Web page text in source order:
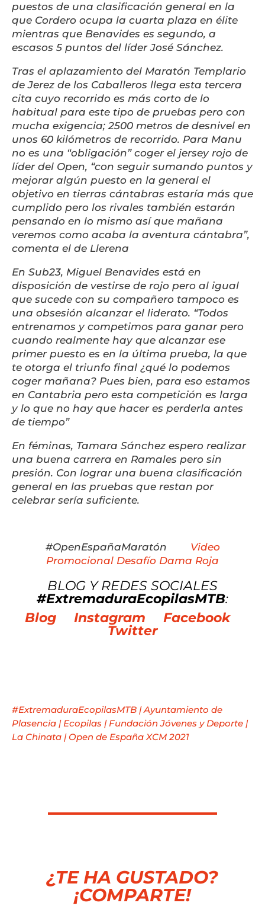
puestos de una clasificación general en la
que Cordero ocupa la cuarta plaza en élite
mientras que Benavides es segundo, a
escasos 5 puntos del líder José Sánchez.
Tras el aplazamiento del Maratón Templario
de Jerez de los Caballeros llega esta tercera
cita cuyo recorrido es más corto de lo
habitual para este tipo de pruebas pero con
mucha exigencia; 2500 metros de desnivel en
unos 60 kilómetros de recorrido. Para Manu
no es una “obligación” coger el jersey rojo de
líder del Open, “con seguir sumando puntos y
mejorar algún puesto en la general el
objetivo en tierras cántabras estaría más que
cumplido pero los rivales también estarán
pensando en lo mismo así que mañana
veremos como acaba la aventura cántabra”,
comenta el de Llerena
En Sub23, Miguel Benavides está en
disposición de vestirse de rojo pero al igual
que sucede con su compañero tampoco es
una obsesión alcanzar el liderato. “Todos
entrenamos y competimos para ganar pero
cuando realmente hay que alcanzar ese
primer puesto es en la última prueba, la que
te otorga el triunfo final ¿qué lo podemos
coger mañana? Pues bien, para eso estamos
en Cantabria pero esta competición es larga
y lo que no hay que hacer es perderla antes
de tiempo”
En féminas, Tamara Sánchez espero realizar
una buena carrera en Ramales pero sin
presión. Con lograr una buena clasificación
general en las pruebas que restan por
celebrar sería suficiente.
#OpenEspañaMaratón Video
Promocional Desafío Dama Roja
BLOG Y REDES SOCIALES
#ExtremaduraEcopilasMTB:
Blog
Instagram
Facebook
Twitter
#ExtremaduraEcopilasMTB |Ayuntamiento de
Plasencia |Ecopilas |Fundación Jóvenes y Deporte |
La Chinata | Open de España XCM 2021
¿TE HA GUSTADO?
¡COMPARTE!